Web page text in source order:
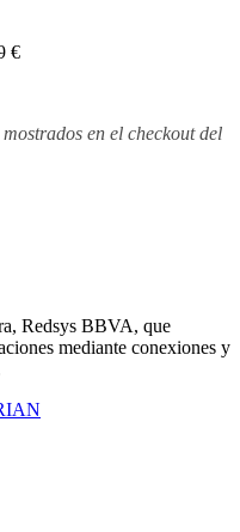
€
en el checkout del
Redsys BBVA, que
mediante conexiones y